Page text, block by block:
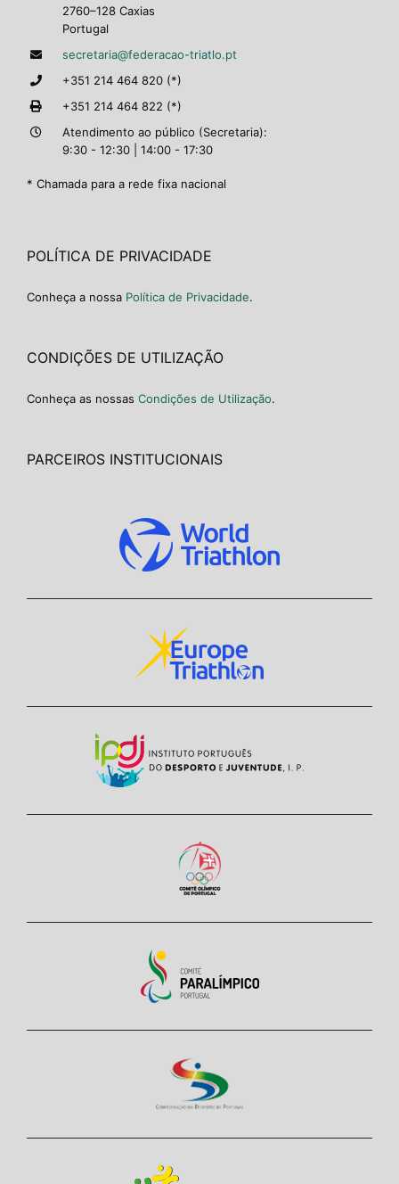
2760–128 Caxias
Portugal
secretaria@federacao-triatlo.pt
+351 214 464 820 (*)
+351 214 464 822 (*)
Atendimento ao público (Secretaria):
9:30 - 12:30 | 14:00 - 17:30
* Chamada para a rede fixa nacional
POLÍTICA DE PRIVACIDADE
Conheça a nossa Política de Privacidade.
CONDIÇÕES DE UTILIZAÇÃO
Conheça as nossas Condições de Utilização.
PARCEIROS INSTITUCIONAIS